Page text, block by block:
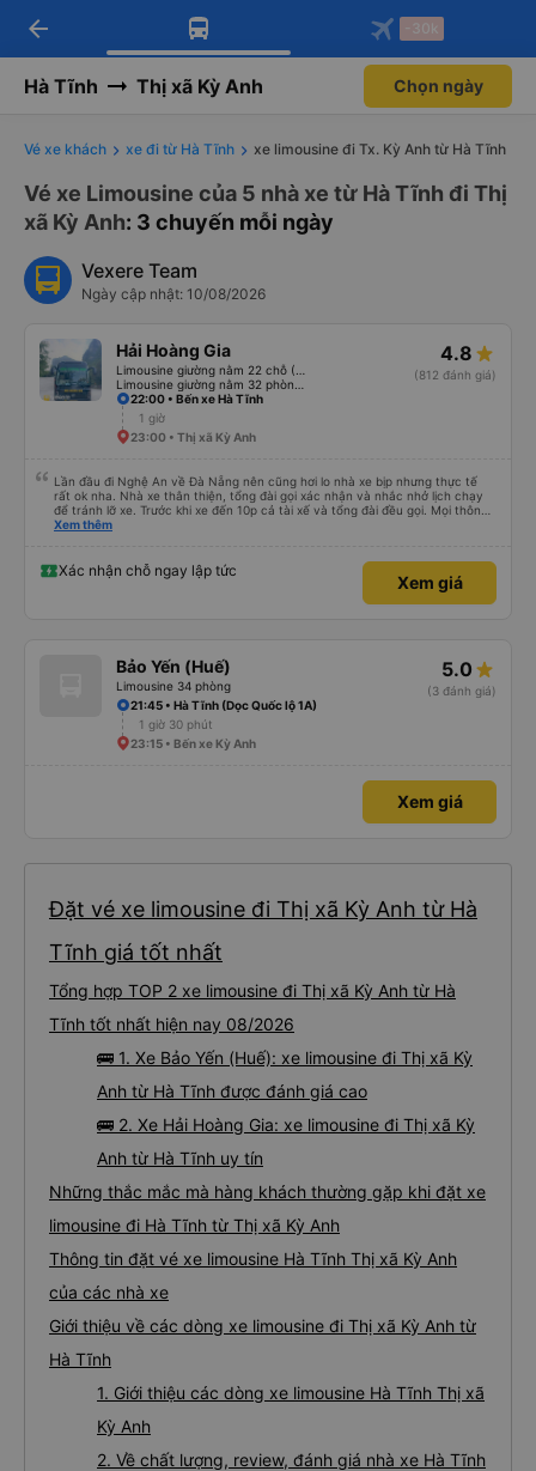
Tải app Vexere ngay!
Nhận ưu đãi thành viên độc
Mở app
Tải app Vexere
-30k/ghế khi đặt vé máy bay qua
Mở app
arrow_back -30k
Hà Tĩnh Thị xã Kỳ Anh Chọn ngày
Vé xe khách xe đi từ Hà Tĩnh xe limousine đi Tx. Kỳ Anh từ Hà Tĩnh
Vé xe Limousine của 5 nhà xe từ Hà Tĩnh đi Thị
xã Kỳ Anh: 3 chuyến mỗi ngày
Vexere Team
Ngày cập nhật: 10/08/2026
Hải Hoàng Gia 4.8
(812 đánh giá)
22:00 • Bến xe Hà Tĩnh
1 giờ
23:00 • Thị xã Kỳ Anh
Lần đầu đi Nghệ An về Đà Nẵng nên cũng hơi lo nhà xe bịp nhưng thực tế
rất ok nha. Nhà xe thân thiện, tổng đài gọi xác nhận và nhắc nhở lịch chạy
để tránh lỡ xe. Trước khi xe đến 10p cả tài xế và tổng đài đều gọi. Mọi thông
tin về biển số xe và số điện thoại tài xế đều trùng khớp trong email nhận
thời gian dự kiến. 10 điểm, lần sau có nhu cầu sẽ chọn nhà xe này để đi Vinh
<-> Đà Nẵng
Xem thêm
Xác nhận chỗ ngay lập tức
Xem giá
Bảo Yến (Huế)
Limousine 34 phòng
5.0
(3 đánh giá)
21:45 • Hà Tĩnh (Dọc Quốc lộ 1A)
1 giờ 30 phút
23:15 • Bến xe Kỳ Anh
Xem giá
Đặt vé xe limousine đi Thị xã Kỳ Anh từ Hà
Tĩnh giá tốt nhất
Tổng hợp TOP 2 xe limousine đi Thị xã Kỳ Anh từ Hà
Tĩnh tốt nhất hiện nay 08/2026
🚌 1. Xe Bảo Yến (Huế): xe limousine đi Thị xã Kỳ
Anh từ Hà Tĩnh được đánh giá cao
🚌 2. Xe Hải Hoàng Gia: xe limousine đi Thị xã Kỳ
Anh từ Hà Tĩnh uy tín
Những thắc mắc mà hàng khách thường gặp khi đặt xe
limousine đi Hà Tĩnh từ Thị xã Kỳ Anh
Thông tin đặt vé xe limousine Hà Tĩnh Thị xã Kỳ Anh
của các nhà xe
Giới thiệu về các dòng xe limousine đi Thị xã Kỳ Anh từ
Hà Tĩnh
1. Giới thiệu các dòng xe limousine Hà Tĩnh Thị xã
Kỳ Anh
2. Về chất lượng, review, đánh giá nhà xe Hà Tĩnh